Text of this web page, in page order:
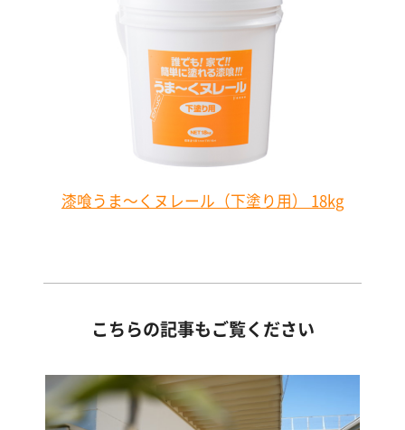
漆喰うま～くヌレール（下塗り用） 18kg
こちらの記事もご覧ください